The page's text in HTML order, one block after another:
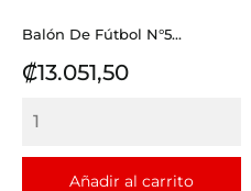
Balón De Fútbol N°5...
Precio
₡13.051,50
Añadir al carrito